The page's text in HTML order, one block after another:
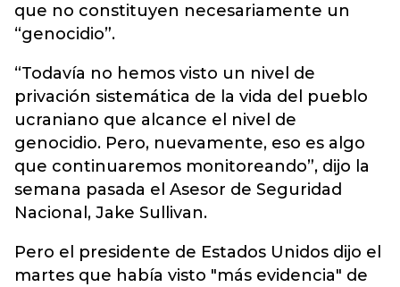
que no constituyen necesariamente un
“genocidio”.
“Todavía no hemos visto un nivel de
privación sistemática de la vida del pueblo
ucraniano que alcance el nivel de
genocidio. Pero, nuevamente, eso es algo
que continuaremos monitoreando”, dijo la
semana pasada el Asesor de Seguridad
Nacional, Jake Sullivan.
Pero el presidente de Estados Unidos dijo el
martes que había visto "más evidencia" de